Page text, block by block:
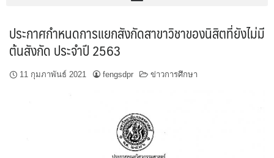
ประกาศกำหนดการแยกสังกัดสาขาวิชาของนิสิตที่ยังไม่มี
ต้นสังกัด ประจำปี 2563
11 กุมภาพันธ์ 2021 fengsdpr ข่าวการศึกษา